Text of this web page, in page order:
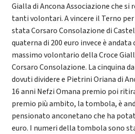
Gialla di Ancona Associazione che si
tanti volontari. A vincere il Terno per
stata Corsaro Consolazione di
quaterna di 200 euro invece è
massimo volontario della Croce
Corsaro Consolazione. La cinquina
dovuti dividere e Pietrini Oriana di
16 anni Nefzi Omana premio poi
premio più ambito, la tombola, è
pensionato anconetano che ha
euro. I numeri della tombola sono